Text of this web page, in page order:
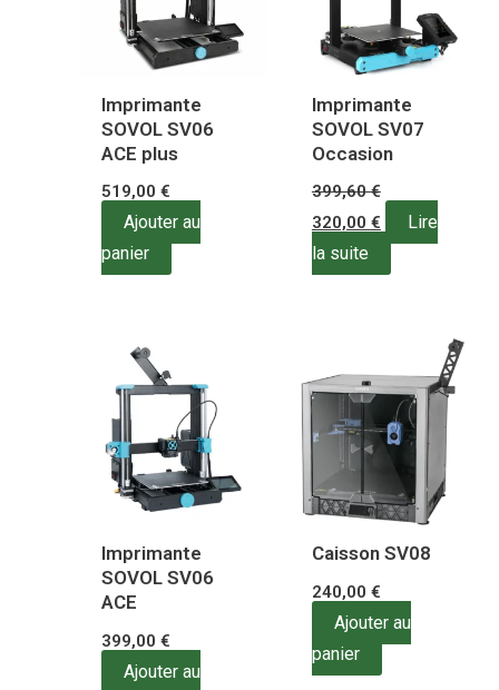
Imprimante
SOVOL SV06
ACE plus
519,00€
Ajouter au
panier
Imprimante
SOVOL SV07
Occasion
399,60€
320,00 €
Lire
la suite
Imprimante
SOVOL SV06
ACE
399,00€
Ajouter au
Caisson SV08
240,00 €
Ajouter au
panier